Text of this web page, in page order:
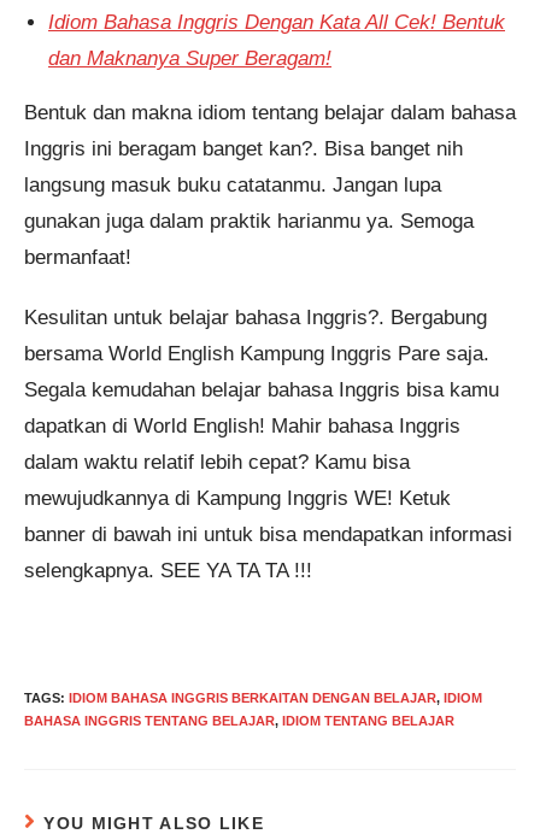
Idiom Bahasa Inggris Dengan Kata All Cek! Bentuk
dan Maknanya Super Beragam!
Bentuk dan makna idiom tentang belajar dalam bahasa
Inggris ini beragam banget kan?. Bisa banget nih
langsung masuk buku catatanmu. Jangan lupa
gunakan juga dalam praktik harianmu ya. Semoga
bermanfaat!
Kesulitan untuk belajar bahasa Inggris?. Bergabung
bersama World English Kampung Inggris Pare saja.
Segala kemudahan belajar bahasa Inggris bisa kamu
dapatkan di World English! Mahir bahasa Inggris
dalam waktu relatif lebih cepat? Kamu bisa
mewujudkannya di Kampung Inggris WE! Ketuk
banner di bawah ini untuk bisa mendapatkan informasi
selengkapnya. SEE YA TA TA !!!
TAGS: IDIOM BAHASA INGGRIS BERKAITAN DENGAN BELAJAR, IDIOM
BAHASA INGGRIS TENTANG BELAJAR, IDIOM TENTANG BELAJAR
YOU MIGHT ALSO LIKE